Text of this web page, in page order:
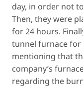
day, in order not
Then, they were
for 24 hours.
tunnel furnace for
mentioning that
company’s
regarding the